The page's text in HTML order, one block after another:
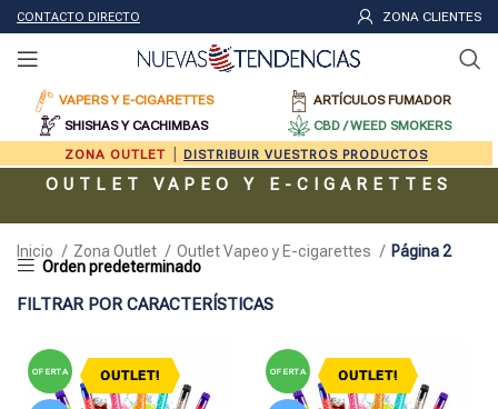
CONTACTO DIRECTO ZONA CLIENTES
VAPERS Y E-CIGARETTES
ARTÍCULOS FUMADOR
SHISHAS Y CACHIMBAS
CBD / WEED SMOKERS
ZONA OUTLET
DISTRIBUIR VUESTROS PRODUCTOS
OUTLET VAPEO Y E-CIGARETTES
Inicio Zona Outlet Outlet Vapeo y E-cigarettes Página 2
FILTRAR POR CARACTERÍSTICAS
OUTLET!
OFERTA OUTLET!
OFERTA